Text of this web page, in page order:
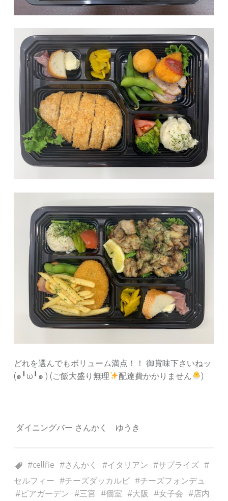
どれを選んでもボリューム満点！！ 御賞味下さいねッ
(๑╹ω╹๑ ) (ご飯大盛り無理
配達費かかりません )
ダイニングバー さんかく ゆうき
cellfie
さんかく イタリアン
サプライズ
セルフィー
チーズダッカルビ
チーズフォンデュ
ビアガーデン
三宮 個室 大阪 女子会
店内